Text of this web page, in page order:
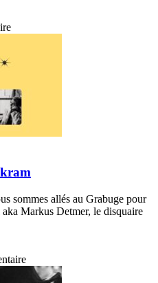
sommes allés au Grabuge pour
Markus Detmer, le disquaire